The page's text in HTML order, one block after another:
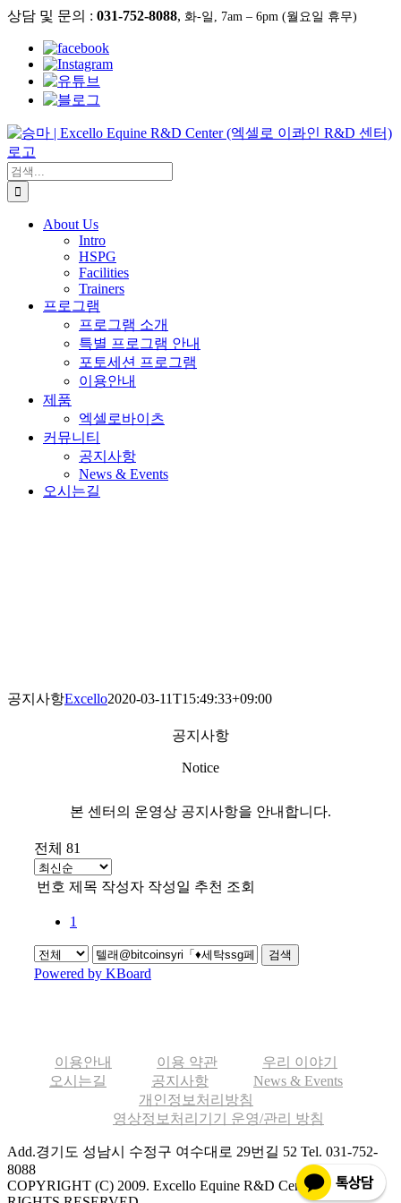
콘
뛰
기
상담 및 문의 : 031-752-8088, 화-일, 7am – 6pm (월요일 휴무)
검
색:
About Us
Intro
HSPG
Facilities
Trainers
프로그램
프로그램 소개
특별 프로그램 안내
포토세션 프로그램
이용안내
제품
엑셀로바이츠
커뮤니티
공지사항
News & Events
오시는길
공지사항Excello2020-03-11T15:49:33+09:00
공지사항
Notice
본 센터의 운영상 공지사항을 안내합니다.
전체 81
번호 제목 작성자 작성일 추천 조회
1
검색
Powered by KBoard
이용안내 이용 약관
우리 이야기
오시는길
공지사항
News & Events
개인정보처리방침
영상정보처리기기 운영/관리 방침
Add.경기도 성남시 수정구 여수대로 29번길 52 Tel. 031-752-
8088
COPYRIGHT (C) 2009. Excello Equine R&D Center ALL